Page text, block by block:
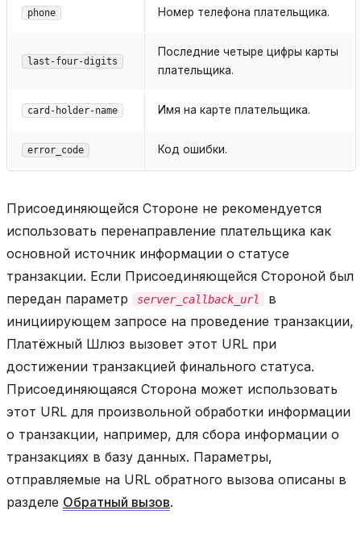
phone Номер телефона плательщика.
last-four-digits
Последние четыре цифры карты
плательщика.
card-holder-name Имя на карте плательщика.
error_code Код ошибки.
Присоединяющейся Стороне не рекомендуется
использовать перенаправление плательщика как
основной источник информации о статусе
транзакции. Если Присоединяющейся Стороной был
передан параметр
server_callback_url
в
инициирующем запросе на проведение транзакции,
Платёжный Шлюз вызовет этот URL при
достижении транзакцией финального статуса.
Присоединяющаяся Сторона может использовать
этот URL для произвольной обработки информации
о транзакции, например, для сбора информации о
транзакциях в базу данных. Параметры,
отправляемые на URL обратного вызова описаны в
разделе Обратный вызов.